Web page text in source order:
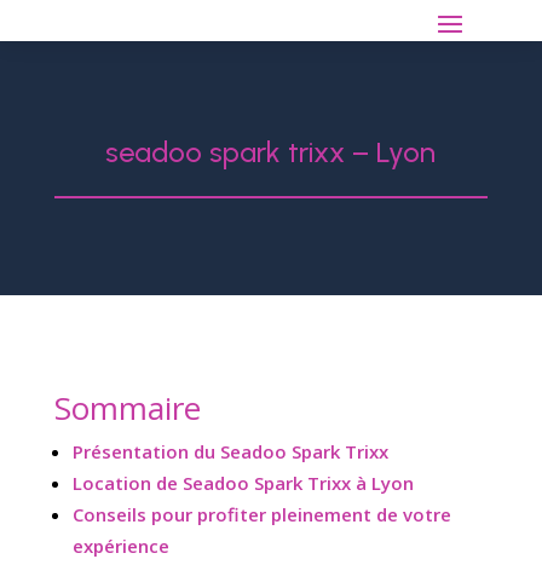
seadoo spark trixx – Lyon
Sommaire
Présentation du Seadoo Spark Trixx
Location de Seadoo Spark Trixx à Lyon
Conseils pour profiter pleinement de votre
expérience